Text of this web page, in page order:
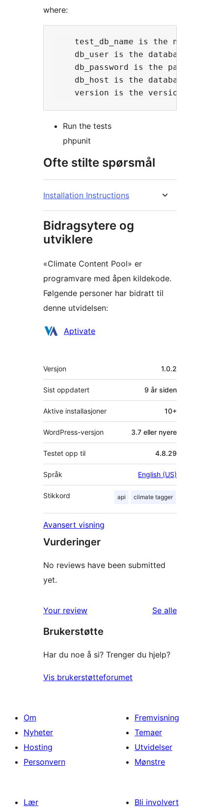
where:
test_db_name is the name for
db_user is the database user
    db_password is the password
db_host is the database host
Run the tests
phpunit
Ofte stilte spørsmål
Installation Instructions
Bidragsytere og
utviklere
«Climate Content Pool» er
programvare med åpen kildekode.
Følgende personer har bidratt til
denne utvidelsen:
Bidragsytere
Aptivate
Meta
Versjon 1.0.2
Sist oppdatert 9 år siden
Aktive installasjoner 10+
WordPress-versjon 3.7 eller nyere
Testet opp til 4.8.29
Språk English (US)
Stikkord api climate tagger
Avansert visning
Vurderinger
No reviews have been submitted
yet.
Your review Se alleomtalene
Brukerstøtte
Har du noe å si? Trenger du hjelp?
Vis brukerstøtteforumet
Om
Nyheter
Hosting
Personvern
Fremvisning
Temaer
Utvidelser
Mønstre
Lær
Bli involvert